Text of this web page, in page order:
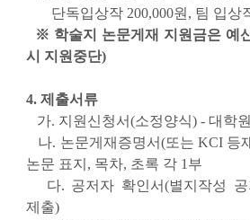
단독입상작 200,000원, 팀 입상
※ 학술지 논문게재 지원금은 예
시 지원중단)
4. 제출서류
가. 지원신청서(소정양식) - 대학
나. 논문게재증명서(또는 KCI 등
논문 표지, 목차, 초록 각 1부
다. 공저자 확인서(별지작성 공
제출)